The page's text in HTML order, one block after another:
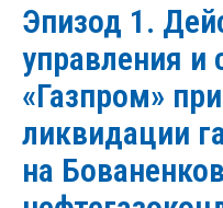
Эпизод 1.
управления и
«Газпром»
ликвидации
на